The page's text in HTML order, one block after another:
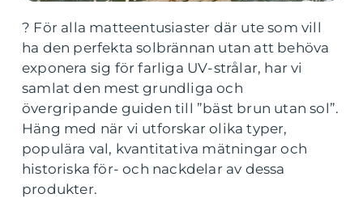
? För alla matteentusiaster där ute som vill
ha den perfekta solbrännan utan att behöva
exponera sig för farliga UV-strålar, har vi
samlat den mest grundliga och
övergripande guiden till ”bäst brun utan sol”.
Häng med när vi utforskar olika typer,
populära val, kvantitativa mätningar och
historiska för- och nackdelar av dessa
produkter.